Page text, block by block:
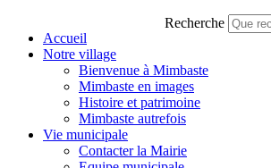
Recherche
Accueil
Notre village
Bienvenue à Mimbaste
Mimbaste en images
Histoire et patrimoine
Mimbaste autrefois
Vie municipale
Contacter la Mairie